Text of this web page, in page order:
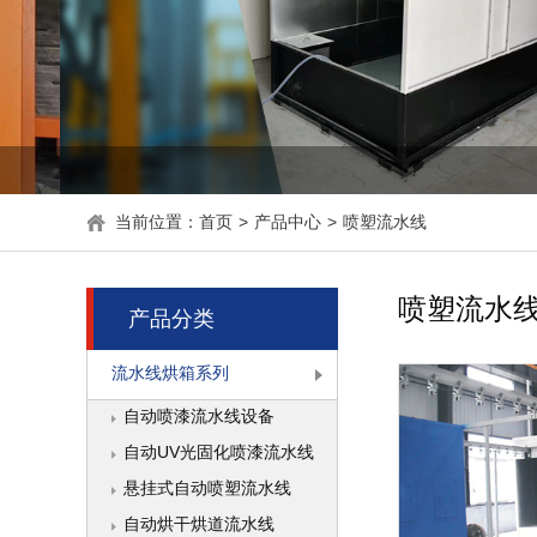
当前位置： 首页 > 产品中心 > 喷塑流水线
产品分类
流水线烘箱系列
自动喷漆流水线设备
自动UV光固化喷漆流水线
悬挂式自动喷塑流水线
自动烘干烘道流水线
喷塑流水